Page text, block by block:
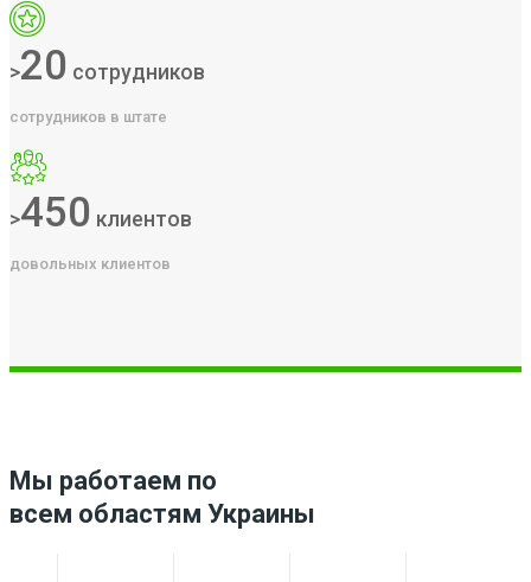
>20 сотрудников
сотрудников в штате
>450 клиентов
довольных клиентов
Мы работаем по
всем областям Украины